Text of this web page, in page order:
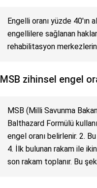
Engelli oranı yüzde
engellilere sağlanan
rehabilitasyon
MSB zihinsel engel
MSB (Milli Savunma
Balthazard Formülü
engel oranı belirlenir. 2.
4. İlk bulunan rakam ile
son rakam toplanır. Bu